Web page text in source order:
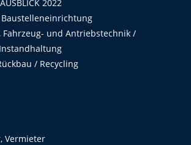
2022
Fahrzeug- und Antriebstechnik /
/ Recycling
Vermieter